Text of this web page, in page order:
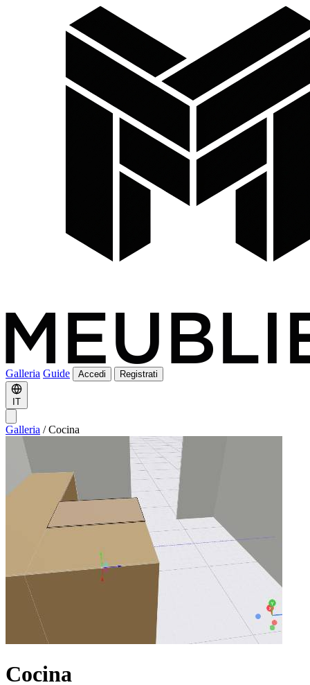
Galleria Guide Accedi Registrati
IT
Galleria / Cocina
Cocina